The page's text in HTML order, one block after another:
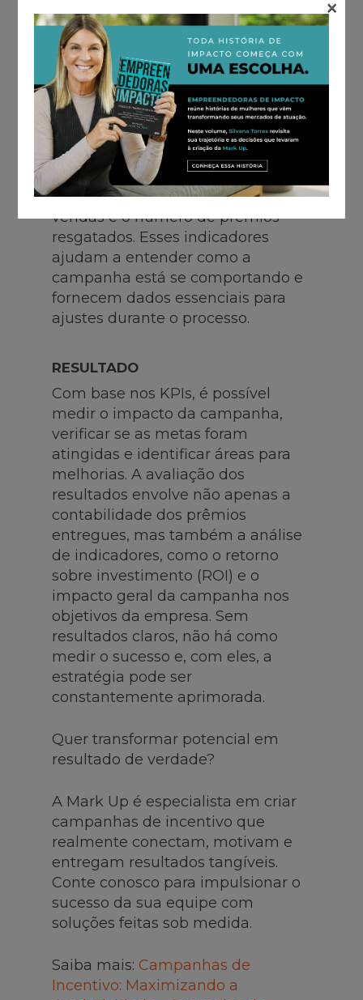
KPIs são métricas que permitem
medir o desempenho e a eficácia
de uma campanha de incentivo.
Eles estão diretamente ligados aos
objetivos estratégicos da ação e
ajudam a monitorar a execução
em tempo real. Incluem, por
exemplo, a taxa de adesão, o
engajamento, o aumento de
vendas e o número de prêmios
resgatados. Esses indicadores
ajudam a entender como a
campanha está se comportando e
fornecem dados essenciais para
ajustes durante o processo.
RESULTADO
Com base nos KPIs, é possível
medir o impacto da campanha,
verificar se as metas foram
atingidas e identificar áreas para
melhorias. A avaliação dos
resultados envolve não apenas a
contabilidade dos prêmios
entregues, mas também a análise
de indicadores, como o retorno
sobre investimento (ROI) e o
impacto geral da campanha nos
objetivos da empresa. Sem
resultados claros, não há como
medir o sucesso e, com eles, a
estratégia pode ser
constantemente aprimorada.
Quer transformar potencial em
resultado de verdade?
A Mark Up é especialista em criar
campanhas de incentivo que
realmente conectam, motivam e
entregam resultados tangíveis.
Conte conosco para impulsionar o
sucesso da sua equipe com
soluções feitas sob medida.
Saiba mais: Campanhas de
Incentivo: Maximizando a
×